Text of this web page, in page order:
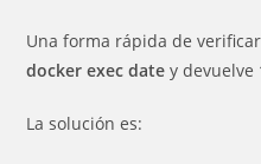
Una forma rápida de
docker exec date y devuelve
La solución es: